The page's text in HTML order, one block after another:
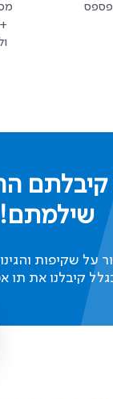
שילמתם!
על שקיפות
קיבלנו את תו